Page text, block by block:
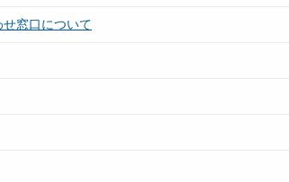
窓口について